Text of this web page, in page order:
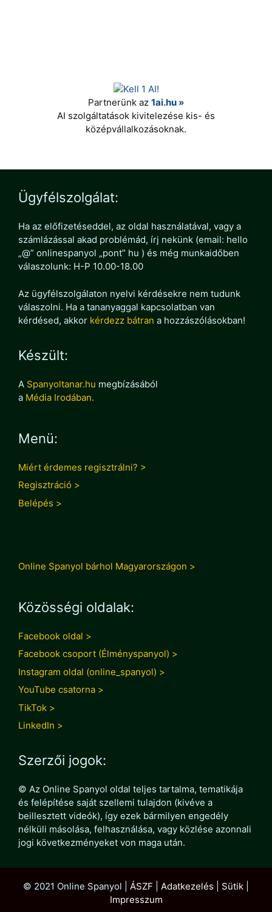
Partnerünk az 1ai.hu »
AI szolgáltatások kivitelezése kis- és
középvállalkozásoknak.
Ügyfélszolgálat:
Ha az előfizetéseddel, az oldal használatával, vagy a
számlázással akad problémád, írj nekünk (email: hello
„@” onlinespanyol „pont” hu ) és még munkaidőben
válaszolunk: H-P 10.00-18.00
Az ügyfélszolgálaton nyelvi kérdésekre nem tudunk
válaszolni. Ha a tananyaggal kapcsolatban van
kérdésed, akkor kérdezz bátran a hozzászólásokban!
Készült:
A Spanyoltanar.hu megbízásából
a Média Irodában.
Menü:
Miért érdemes regisztrálni? >
Regisztráció >
Belépés >
Online Spanyol bárhol Magyarországon >
Közösségi oldalak:
Facebook oldal >
Facebook csoport (Élményspanyol) >
Instagram oldal (online_spanyol) >
YouTube csatorna >
TikTok >
LinkedIn >
Szerzői jogok:
© Az Online Spanyol oldal teljes tartalma, tematikája
és felépítése saját szellemi tulajdon (kivéve a
beillesztett videók), így ezek bármilyen engedély
nélküli másolása, felhasználása, vagy közlése azonnali
jogi következményeket von maga után.
© 2021 Online Spanyol | ÁSZF Adatkezelés Sütik
Impresszum